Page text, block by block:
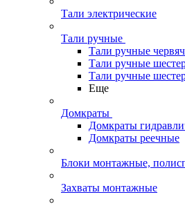
Тали электрические
Тали ручные
Тали ручные
Тали ручные
Тали ручные
Еще
Домкраты
Домкраты
Домкраты реечные
Блоки монтажные,
Захваты монтажные